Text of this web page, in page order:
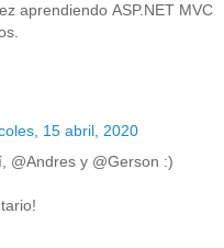
aprendiendo ASP.NET MVC
15 abril, 2020
@Andres y @Gerson :)